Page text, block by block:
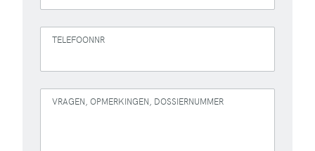
TELEFOONNR
VRAGEN, OPMERKINGEN, DOSSIERNUMMER